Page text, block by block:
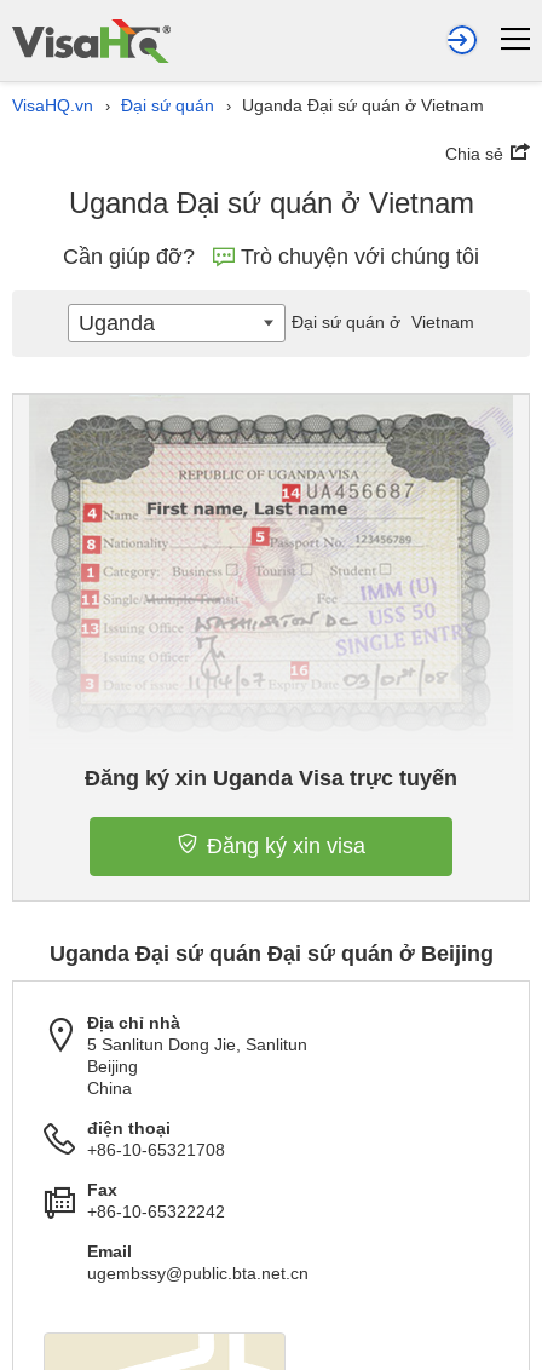
VisaHQ.vn › Đại sứ quán › Uganda Đại sứ quán ở Vietnam
Chia sẻ
Uganda Đại sứ quán ở Vietnam
Cần giúp đỡ? Trò chuyện với chúng tôi
Đăng ký xin Uganda Visa trực tuyến
Đăng ký xin visa
Uganda Đại sứ quán Đại sứ quán ở Beijing
Địa chỉ nhà
5 Sanlitun Dong Jie, Sanlitun
Beijing
China
điện thoại
+86-10-65321708
Fax
+86-10-65322242
Email
ugembssy@public.bta.net.cn
Uganda Đại sứ quán ở Vietnam